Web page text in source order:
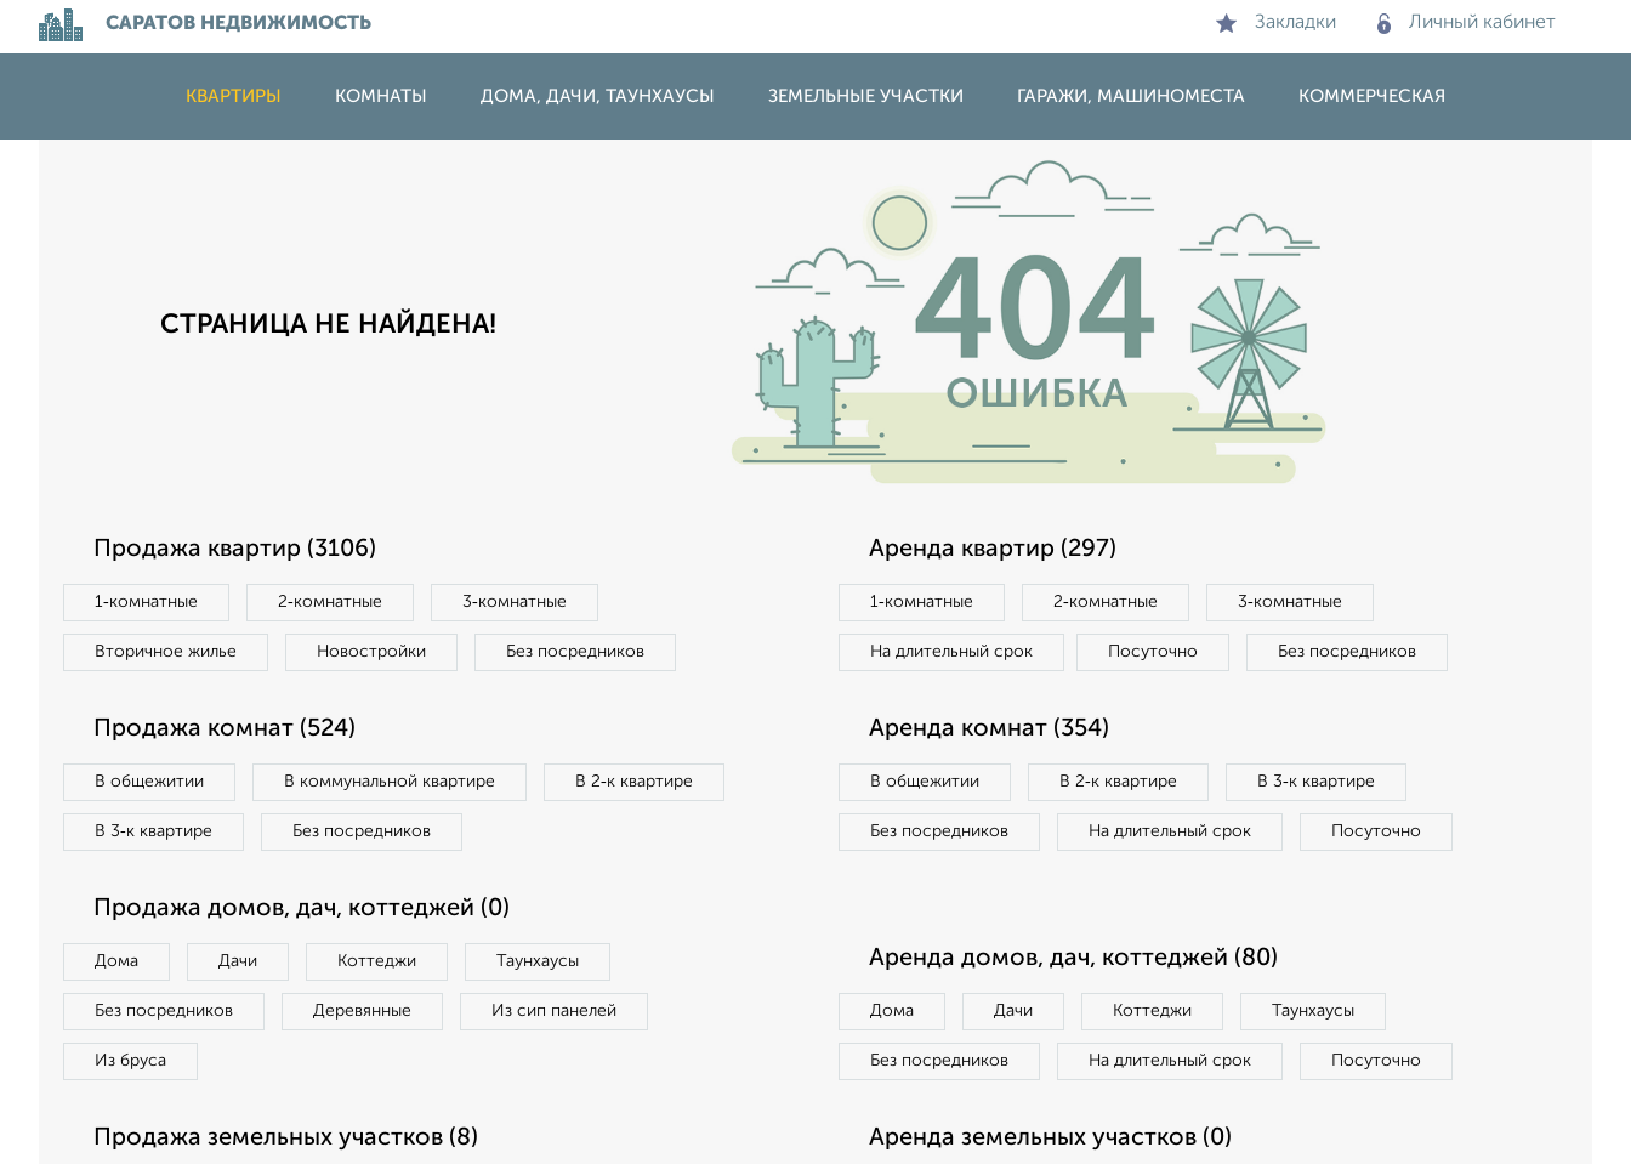
САРАТОВ НЕДВИЖИМОСТЬ Закладки Личный кабинет
КВАРТИРЫ КОМНАТЫ ДОМА, ДАЧИ, ТАУНХАУСЫ ЗЕМЕЛЬНЫЕ УЧАСТКИ ГАРАЖИ, МАШИНОМЕСТА КОММЕРЧЕСКАЯ
СТРАНИЦА НЕ НАЙДЕНА!
Продажа квартир (3106)
1‑комнатные 2‑комнатные 3‑комнатные
Вторичное жилье Новостройки Без посредников
Аренда квартир (297)
1‑комнатные 2‑комнатные 3‑комнатные
На длительный срок Посуточно Без посредников
Продажа комнат (524)
В общежитии В коммунальной квартире В 2‑к квартире
В 3‑к квартире Без посредников
Аренда комнат (354)
В общежитии В 2‑к квартире В 3‑к квартире
Без посредников На длительный срок Посуточно
Продажа домов, дач, коттеджей (0)
Дома Дачи Коттеджи Таунхаусы
Без посредников Деревянные Из сип панелей
Из бруса
Аренда домов, дач, коттеджей (80)
Дома Дачи Коттеджи Таунхаусы
Без посредников На длительный срок Посуточно
Продажа земельных участков (8) Аренда земельных участков (0)